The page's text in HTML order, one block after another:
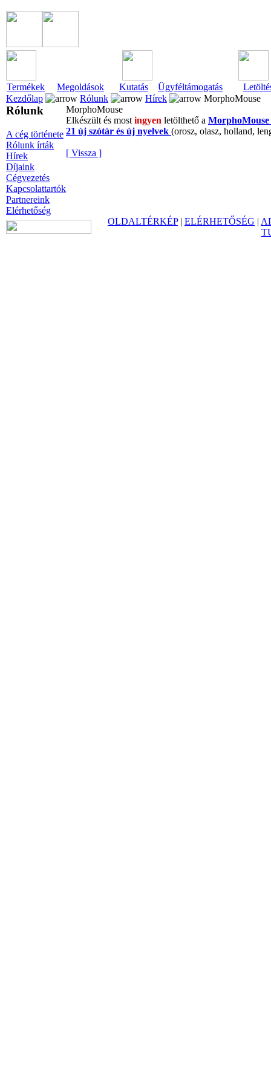
Termékek Megoldások Kutatás Ügyféltámogatás
Kezdőlap
Rólunk Hírek MorphoMouse
Rólunk
A cég története
Rólunk írták
Hírek
Díjaink
Cégvezetés
Kapcsolattartók
Partnereink
Elérhetőség
MorphoMouse
Elkészült és most ingyen letölthető a
21 új szótár és új nyelvek (orosz, olasz, holland,
[ Vissza ]
OLDALTÉRKÉP| ELÉRHETŐSÉG |